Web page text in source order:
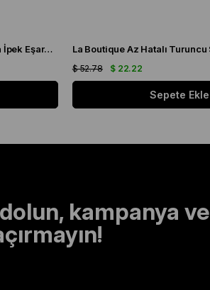
La Boutique Az Hatalı Turuncu Sura İpek Eşarp 24860
$ 22.22
$ 52.78
Sepete Ekle
kampanya ve